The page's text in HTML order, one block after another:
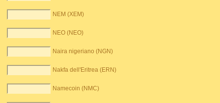
NEM (XEM)
NEO (NEO)
Naira nigeriano (NGN)
Nakfa dell'Eritrea (ERN)
Namecoin (NMC)